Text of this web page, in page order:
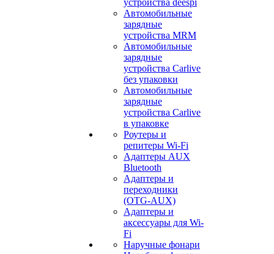
устройства deespi
Автомобильные
зарядные
устройства MRM
Автомобильные
зарядные
устройства Carlive
без упаковки
Автомобильные
зарядные
устройства Carlive
в упаковке
Роутеры и
репитеры Wi-Fi
Адаптеры AUX
Bluetooth
Адаптеры и
переходники
(OTG-AUX)
Адаптеры и
аксессуары для Wi-
Fi
Наручные фонари